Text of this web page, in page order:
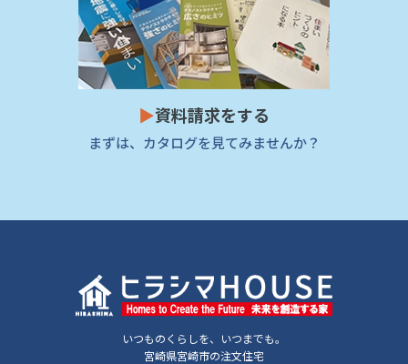
▶資料請求をする
まずは、カタログを見てみませんか？
いつものくらしを、いつまでも。
宮崎県宮崎市の注文住宅